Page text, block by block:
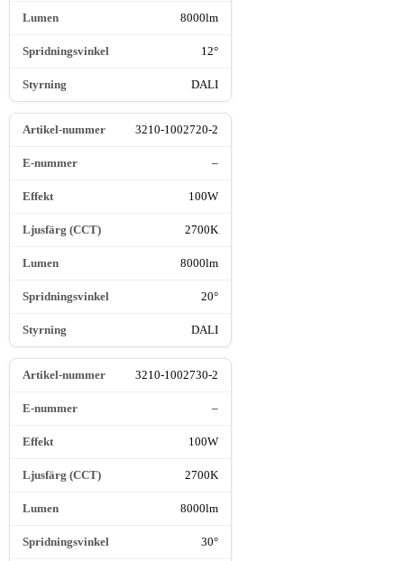
8000lm
12°
DALI
3210-1002720-2
–
100W
2700K
8000lm
20°
DALI
3210-1002730-2
–
100W
2700K
8000lm
30°